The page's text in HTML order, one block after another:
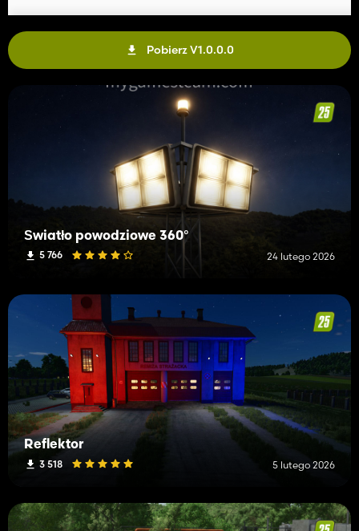
Pobierz V1.0.0.0
Światło powodziowe 360°
5 766 24 lutego 2026
Reflektor
3 518 5 lutego 2026